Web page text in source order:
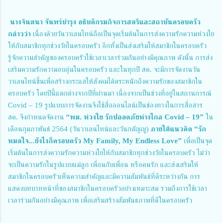
นางจินตนา จันทร์บำรุง อธิบดีกรมกิจการสตรีและสถาบันครอบครัว
กล่าวว่า เนื่องด้วยวันวาเลนไทน์ถือเป็นจุดเริ่มต้นในการส่งความรักความห่วงใย
ให้กับสมาชิกทุกช่วงวัยในครอบครัว อีกทั้งเป็นส่งเสริมให้สมาชิกในครอบครัว
รู้จักความสำคัญของครอบครัวใช้เวลาเวลาร่วมกันอย่างมีคุณภาพ ดังนั้น การส่ง
เสริมความรักความอบอุ่นในครอบครัว และในทุกปี สค. จะมีการจัดงานวัน
วาเลนไทน์ขึ้นเพื่อสร้างกระแสให้สังคมได้ตระหนักถึงความรักของสมาชิกใน
ครอบครัว โดยปีนี้แตกต่างจากปีที่ผ่านมา เนื่องจากเป็นช่วงที่อยู่ในสถานการณ์
Covid – 19 รูปแบบการจัดงานจึงใช้สื่อออนไลน์เป็นช่องทางในการสื่อสาร
สค. จึงกำหนดจัดงาน “พม. ห่วงใย รักปลอดภัยห่างไกล Covid – 19” ใน
เดือนกุมภาพันธ์ 2564 (วันวาเลนไทน์และวันกตัญญู) ภายใต้แนวคิด “รัก
หมดใจ...ยังไงก็ครอบครัว My Family, My Endless Love” เพื่อเป็นจุด
เริ่มต้นในการส่งความรักความห่วงใยให้กับสมาชิกทุกช่วงวัยในครอบครัว ไม่ว่า
จะเป็นความรักในรูปแบบแม่ลูก เพื่อนกับเพื่อน หรือคนรัก และส่งเสริมให้
สมาชิกในครอบครัวเห็นความสำคัญและมีความสัมพันธ์ที่ดีระหว่างกัน การ
แสดงบทบาทหน้าที่ของสมาชิกในครอบครัวอย่างเหมาะสม รวมถึงการใช้เวลา
เวลาร่วมกันอย่างมีคุณภาพ เพื่อเสริมสร้างสัมพันธภาพที่ดีในครอบครัว